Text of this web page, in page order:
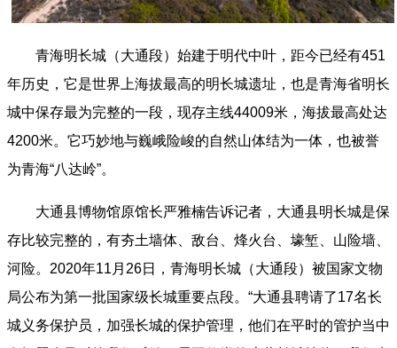
青海明长城（大通段）始建于明代中叶，距今已经有451
年历史，它是世界上海拔最高的明长城遗址，也是青海省明长
城中保存最为完整的一段，现存主线44009米，海拔最高处达
4200米。它巧妙地与巍峨险峻的自然山体结为一体，也被誉
为青海“八达岭”。
大通县博物馆原馆长严雅楠告诉记者，大通县明长城是保
存比较完整的，有夯土墙体、敌台、烽火台、壕堑、山险墙、
河险。2020年11月26日，青海明长城（大通段）被国家文物
局公布为第一批国家级长城重要点段。“大通县聘请了17名长
城义务保护员，加强长城的保护管理，他们在平时的管护当中